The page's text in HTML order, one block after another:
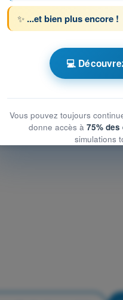
QCM Drone
et opérationnelle du risque
et opérationnelle du risque aérien
✨ ...et bien plus encore !
💻
Vous pouvez toujours
donne accès à 75%
simulations